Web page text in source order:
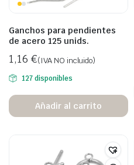
Ganchos para pendientes
de acero 125 unids.
1,16 €(IVA NO incluido)
127 disponibles
Añadir al carrito